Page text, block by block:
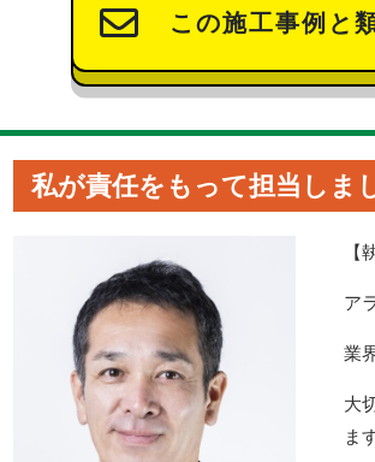
この施工事例と
私が責任をもって担当しま
【
ア
業
大
ま